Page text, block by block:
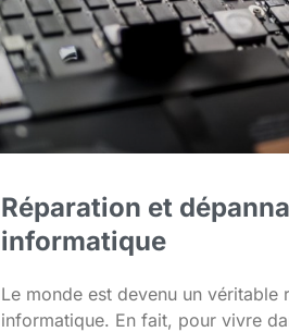
Réparation et
informatique
Le monde est devenu un véritable
informatique. En fait, pour vivre